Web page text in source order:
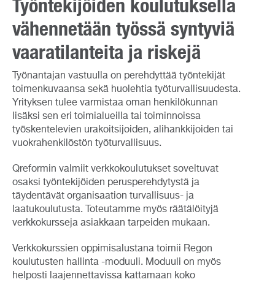
Työntekijöiden koulutuksella
vähennetään työssä syntyviä
vaaratilanteita ja riskejä
Työnantajan vastuulla on perehdyttää työntekijät
toimenkuvaansa sekä huolehtia työturvallisuudesta.
Yrityksen tulee varmistaa oman henkilökunnan
lisäksi sen eri toimialueilla tai toiminnoissa
työskentelevien urakoitsijoiden, alihankkijoiden tai
vuokrahenkilöstön työturvallisuus.
Qreformin valmiit verkkokoulutukset soveltuvat
osaksi työntekijöiden perusperehdytystä ja
täydentävät organisaation turvallisuus- ja
laatukoulutusta. Toteutamme myös räätälöityjä
verkkokursseja asiakkaan tarpeiden mukaan.
Verkkokurssien oppimisalustana toimii Regon
koulutusten hallinta -moduuli. Moduuli on myös
helposti laajennettavissa kattamaan koko